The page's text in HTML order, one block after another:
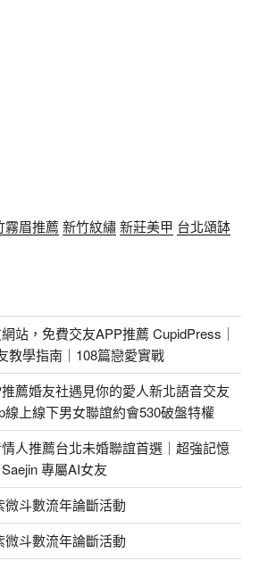
霧眉推薦 新竹紋繡新莊美甲 台北頌缽
站，免費交友APP推薦 CupidPress｜
教學指南｜108篇戀愛實戰
薦婚友社遇見你的愛人新北語音交友
線上線下男女聯誼約會530破盤特權
人推薦台北未婚聯誼首選｜超強記憶
專屬AI女友
斗數流年論斷活動
斗數流年論斷活動